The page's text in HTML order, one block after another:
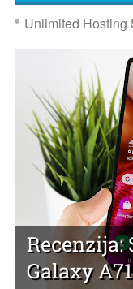
Unlimited Hosting
Recenzija:
Galaxy A71